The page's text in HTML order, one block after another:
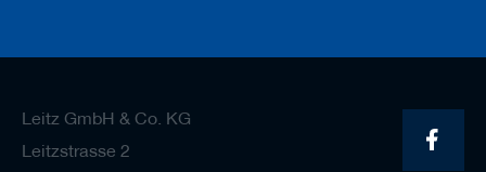
Leitz GmbH & Co. KG
Leitzstrasse 2